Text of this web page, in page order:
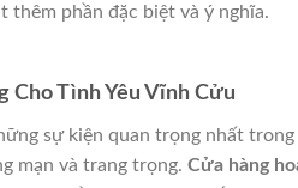
thêm phần đặc biệt và ý nghĩa.
Cho Tình Yêu Vĩnh Cửu
sự kiện quan trọng nhất
mạn và trang trọng. Cửa hàng